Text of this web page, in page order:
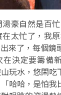
豪自然是百
太忙了，我
來了，每個鏡
決定要籌備
玩水，悠閑
哈哈，是怕我